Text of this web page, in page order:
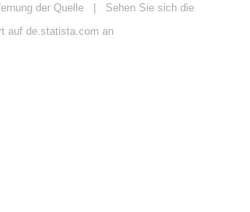
der Quelle | Sehen Sie sich die
auf de.statista.com an